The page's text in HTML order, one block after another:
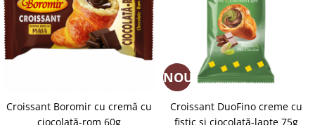
Croissant Boromir cu cremă cu
ciocolată-rom 60g
NOU
Croissant DuoFino creme cu
fistic și ciocolată-lapte 75g